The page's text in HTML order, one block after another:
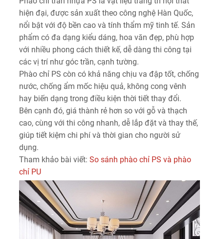
hiện đại, được sản xuất theo công nghệ Hàn Quốc,
nổi bật với độ bền cao và tính thẩm mỹ tinh tế. Sản
phẩm có đa dạng kiểu dáng, hoa văn đẹp, phù hợp
với nhiều phong cách thiết kế, dễ dàng thi công tại
các vị trí như góc trần, cạnh tường.
Phào chỉ PS còn có khả năng chịu va đập tốt, chống
nước, chống ẩm mốc hiệu quả, không cong vênh
hay biến dạng trong điều kiện thời tiết thay đổi.
Bên cạnh đó, giá thành rẻ hơn so với gỗ và thạch
cao, cùng với thi công nhanh, dễ lắp đặt và thay thế,
giúp tiết kiệm chi phí và thời gian cho người sử
dụng.
Tham khảo bài viết: So sánh phào chỉ PS và phào
chỉ PU